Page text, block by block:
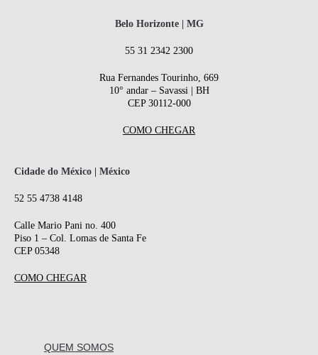
Belo Horizonte | MG
55 31 2342 2300
Rua Fernandes Tourinho, 669
10° andar – Savassi | BH
CEP 30112-000
COMO CHEGAR
Cidade do México | México
52 55 4738 4148
Calle Mario Pani no. 400
Piso 1 – Col. Lomas de Santa Fe
CEP 05348
COMO CHEGAR
QUEM SOMOS